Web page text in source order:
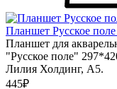
Планшет Русское
Планшет для
"Русское поле"
Лилия Холдинг, А5.
445₽